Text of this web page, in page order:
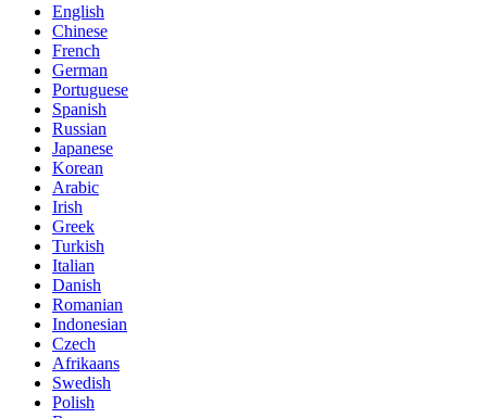
English
Chinese
French
German
Portuguese
Spanish
Russian
Japanese
Korean
Arabic
Irish
Greek
Turkish
Italian
Danish
Romanian
Indonesian
Czech
Afrikaans
Swedish
Polish